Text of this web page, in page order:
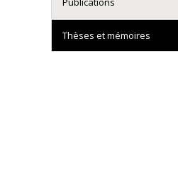
Thèses et mémoires